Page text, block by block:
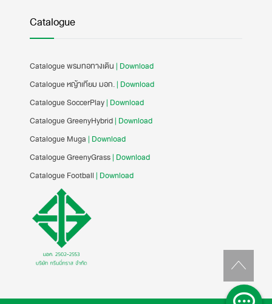
Catalogue
Catalogue พรมทอทางเดิน | Download
Catalogue หญ้าเทียม มอก.| Download
Catalogue SoccerPlay| Download
Catalogue GreenyHybrid| Download
Catalogue Muga | Download
Catalogue GreenyGrass| Download
Catalogue Football | Download